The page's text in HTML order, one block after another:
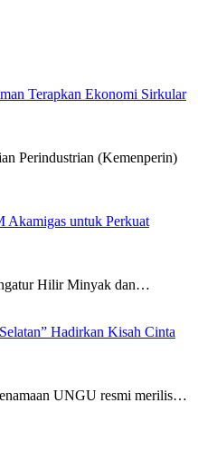
Terapkan Ekonomi Sirkular
Perindustrian (Kemenperin)
Akamigas untuk Perkuat
Hilir Minyak dan…
Hadirkan Kisah Cinta
UNGU resmi merilis…